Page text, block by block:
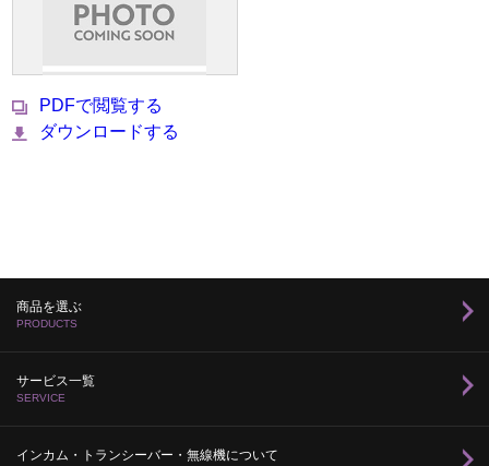
PDFで閲覧する
ダウンロードする
商品を選ぶ
PRODUCTS
サービス一覧
SERVICE
インカム・トランシーバー・無線機について